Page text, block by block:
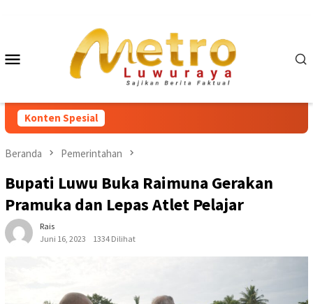
Mobile
Konten Spesial
Beranda Pemerintahan
Bupati Luwu Buka Raimuna Gerakan
Pramuka dan Lepas Atlet Pelajar
Rais
Juni 16, 2023
1334 Dilihat